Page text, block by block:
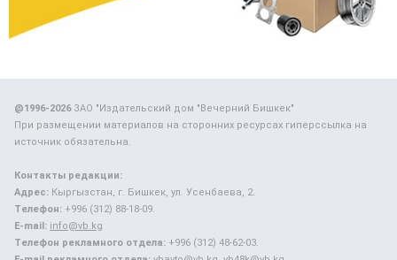
@1996-2026ЗАО "Издательский дом "Вечерний Бишкек"
При размещении материалов на сторонних ресурсах гиперссылка на
источник обязательна.
Контакты редакции:
Адрес: Кыргызстан, г. Бишкек, ул. Усенбаева, 2.
Телефон: +996 (312) 88-18-09.
E-mail: info@vb.kg
Телефон рекламного отдела: +996 (312) 48-62-03.